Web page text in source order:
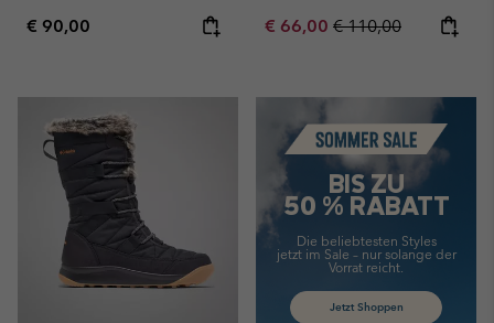
Regular price:
€ 90,00 Sale price:
€ 66,00 Regular price:
€ 110,00
Summer Sale
BIS ZU
50 % RABATT
Die beliebtesten Styles
jetzt im Sale – nur solange der
Vorrat reicht.
Jetzt Shoppen